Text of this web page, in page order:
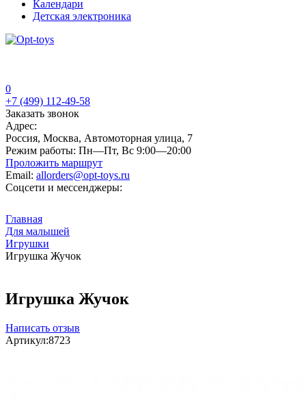
Календари
Детская электроника
0
+7 (499) 112-49-58
Заказать звонок
Адрес:
Россия, Москва, Автомоторная улица, 7
Режим работы: Пн—Пт, Вс 9:00—20:00
Проложить маршрут
Email: allorders@opt-toys.ru
Соцсети и мессенджеры:
Главная
Для малышей
Игрушки
Игрушка Жучок
Игрушка Жучок
Написать отзыв
Артикул:8723